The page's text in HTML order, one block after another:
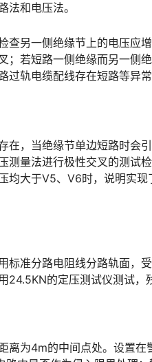
法和电压法。
查另一侧绝缘节上的电压应
；若短路一侧绝缘而另一侧
过轨电缆配线存在短路等异常
在，当绝缘节单边短路时会
测量法进行极性交叉的测试
均大于V5、V6时，说明实
标准分路电阻线分路轨面，
24.5KN的定压测试仪测试，
离为4m的中间点处。设置